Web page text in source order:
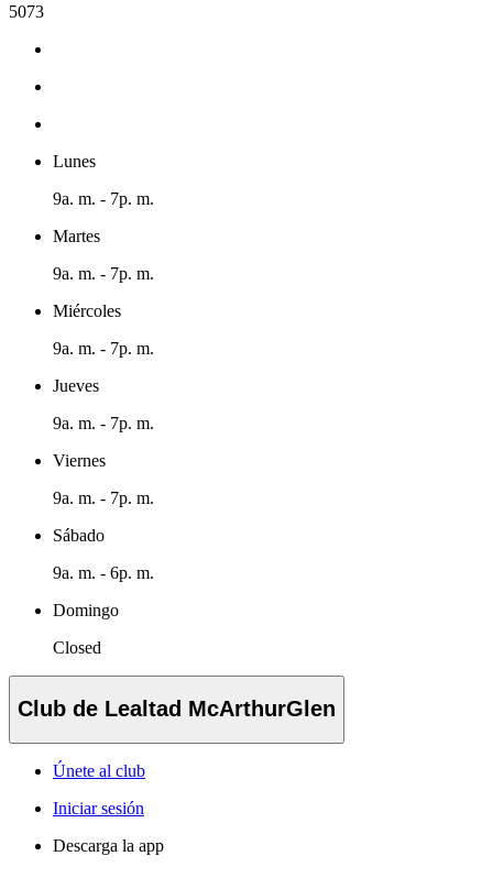
5073
Lunes
9a. m. - 7p. m.
Martes
9a. m. - 7p. m.
Miércoles
9a. m. - 7p. m.
Jueves
9a. m. - 7p. m.
Viernes
9a. m. - 7p. m.
Sábado
9a. m. - 6p. m.
Domingo
Closed
Club de Lealtad McArthurGlen
Únete al club
Iniciar sesión
Descarga la app